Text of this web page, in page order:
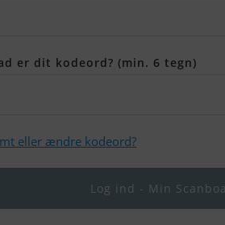
er dit kodeord? (min. 6 tegn)
eller ændre kodeord?